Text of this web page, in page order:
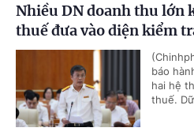
Nhiều DN doanh thu lớn
thuế đưa vào diện kiểm
báo
hai hệ
thuế.